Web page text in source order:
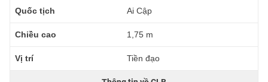
Quốc tịch Ai Cập
Chiều cao 1,75 m
Vị trí Tiền đạo